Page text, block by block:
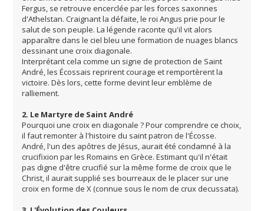
Fergus, se retrouve encerclée par les forces saxonnes
d'Athelstan. Craignant la défaite, le roi Angus prie pour le
salut de son peuple. La légende raconte qu'il vit alors
apparaître dans le ciel bleu une formation de nuages blancs
dessinant une croix diagonale.
Interprétant cela comme un signe de protection de Saint
André, les Écossais reprirent courage et remportèrent la
victoire. Dès lors, cette forme devint leur emblème de
ralliement.
2. Le Martyre de Saint André
Pourquoi une croix en diagonale ? Pour comprendre ce choix,
il faut remonter à l'histoire du saint patron de l'Écosse.
André, l'un des apôtres de Jésus, aurait été condamné à la
crucifixion par les Romains en Grèce. Estimant qu'il n'était
pas digne d'être crucifié sur la même forme de croix que le
Christ, il aurait supplié ses bourreaux de le placer sur une
croix en forme de X (connue sous le nom de crux decussata).